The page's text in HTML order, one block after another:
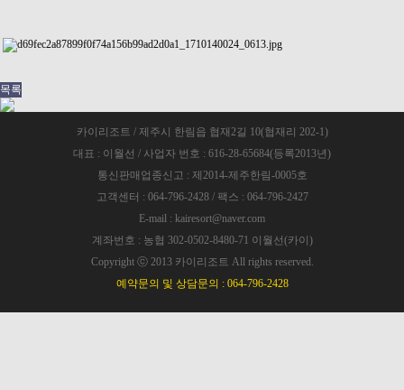
목록
카이리조트 / 제주시 한림읍 협재2길 10(협재리 202-1)
대표 : 이월선 / 사업자 번호 : 616-28-65684(등록2013년)
통신판매업종신고 : 제2014-제주한림-0005호
고객센터 : 064-796-2428 / 팩스 : 064-796-2427
E-mail : kairesort@naver.com
계좌번호 : 농협 302-0502-8480-71 이월선(카이)
Copyright ⓒ 2013 카이리조트 All rights reserved.
예약문의 및 상담문의 : 064-796-2428